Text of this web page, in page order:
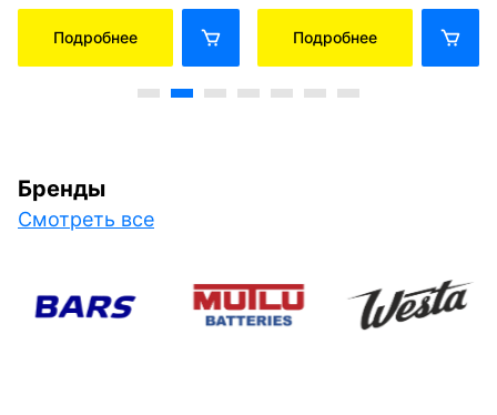
Подробнее Подробнее
Бренды
Смотреть все